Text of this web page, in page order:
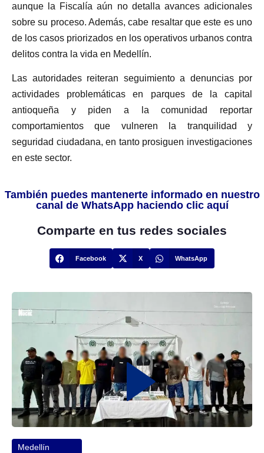
aunque la Fiscalía aún no detalla avances adicionales
sobre su proceso. Además, cabe resaltar que este es uno
de los casos priorizados en los operativos urbanos contra
delitos contra la vida en Medellín.
Las autoridades reiteran seguimiento a denuncias por
actividades problemáticas en parques de la capital
antioqueña y piden a la comunidad reportar
comportamientos que vulneren la tranquilidad y
seguridad ciudadana, en tanto prosiguen investigaciones
en este sector.
También puedes mantenerte informado en nuestro
canal de WhatsApp haciendo clic aquí
Comparte en tus redes sociales
Facebook X WhatsApp
Medellín